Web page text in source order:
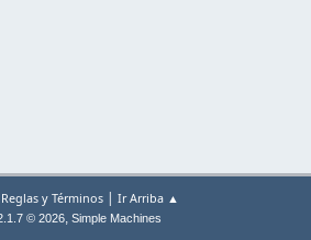
Reglas y Términos | Ir Arriba ▲
© 2026, Simple Machines